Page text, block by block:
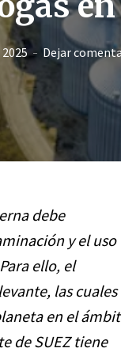
Dejar
debe
y el uso
ello, el
las cuales
en el
de SUEZ tiene